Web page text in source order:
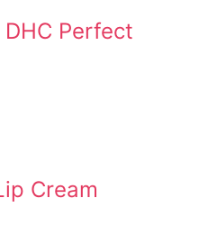
Perfect
Cream